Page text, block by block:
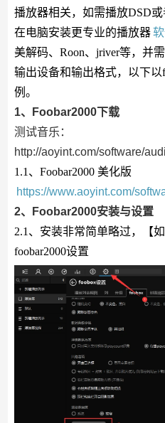
播放器相关，如需播放DSD
在电脑安装更专业的播放器
美解码、Roon、jriver等，并
输出设备和输出格式，以下以
例。
1、Foobar2000下载
测试音乐：
http://aoyint.com/software/
1.1、Foobar2000 美化版
https://www.aoyint.com/
2、Foobar2000安装与设置
2.1、安装非常简单略过，【
foobar2000设置